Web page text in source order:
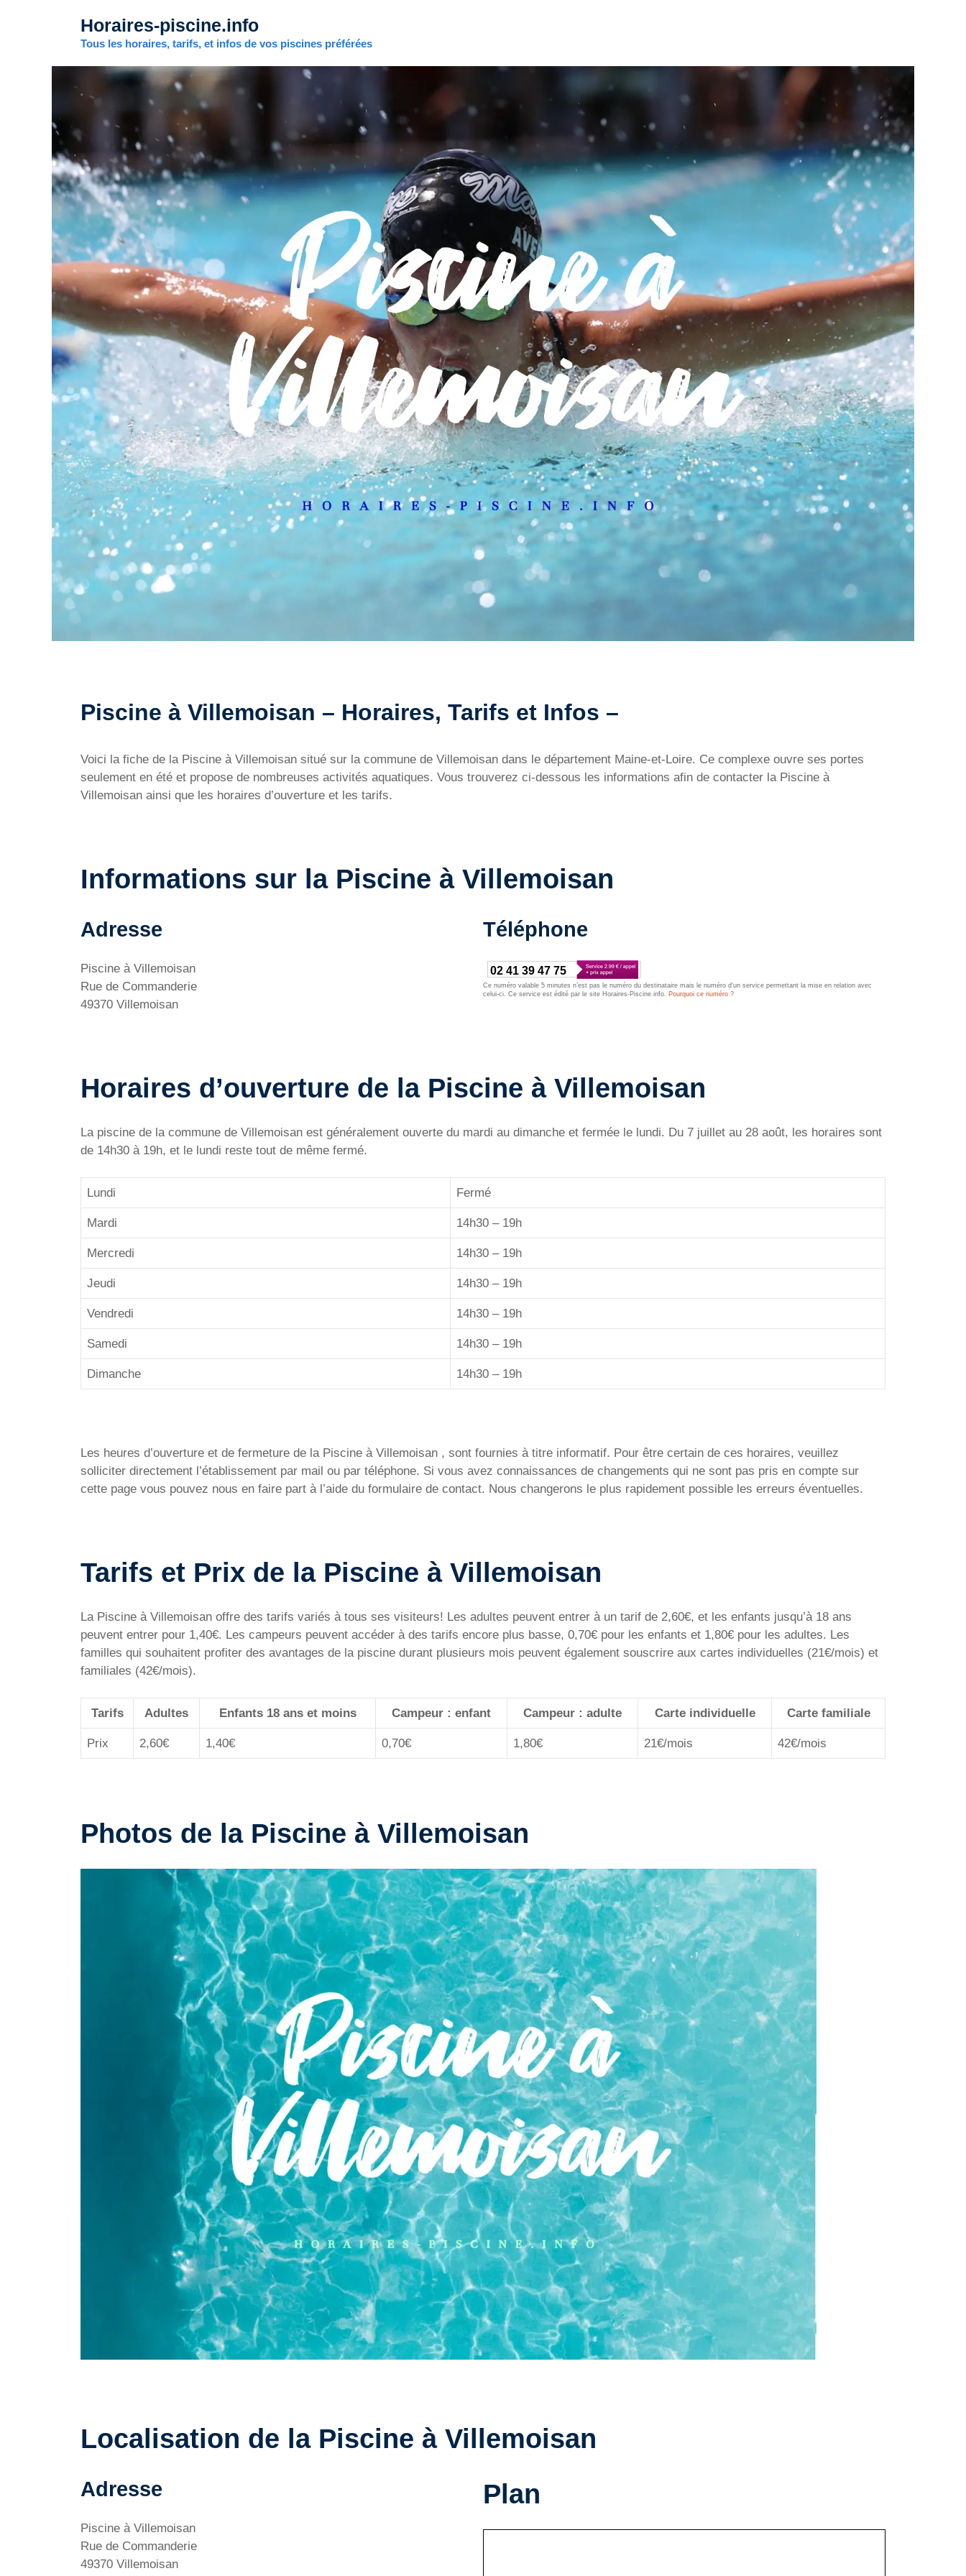
Horaires-piscine.info
Tous les horaires, tarifs, et infos de vos piscines préférées
Piscine à Villemoisan – Horaires, Tarifs et Infos –
Voici la fiche de la Piscine à Villemoisan situé sur la commune de Villemoisan dans le département Maine-et-Loire. Ce complexe ouvre ses portes
seulement en été et propose de nombreuses activités aquatiques. Vous trouverez ci-dessous les informations afin de contacter la Piscine à
Villemoisan ainsi que les horaires d’ouverture et les tarifs.
Informations sur la Piscine à Villemoisan
Adresse
Piscine à Villemoisan
Rue de Commanderie
49370 Villemoisan
Téléphone
02 41 39 47 75
Ce numéro valable 5 minutes n’est pas le numéro du destinataire mais le numéro d’un service permettant la mise en relation avec
celui-ci. Ce service est édité par le site Horaires-Piscine.info. Pourquoi ce numéro ?
Horaires d’ouverture de la Piscine à Villemoisan
La piscine de la commune de Villemoisan est généralement ouverte du mardi au dimanche et fermée le lundi. Du 7 juillet au 28 août, les horaires sont
de 14h30 à 19h, et le lundi reste tout de même fermé.
Lundi Fermé
Mardi 14h30 – 19h
Mercredi 14h30 – 19h
Jeudi 14h30 – 19h
Vendredi 14h30 – 19h
Samedi 14h30 – 19h
Dimanche 14h30 – 19h
Les heures d’ouverture et de fermeture de la Piscine à Villemoisan , sont fournies à titre informatif. Pour être certain de ces horaires, veuillez
solliciter directement l’établissement par mail ou par téléphone. Si vous avez connaissances de changements qui ne sont pas pris en compte sur
cette page vous pouvez nous en faire part à l’aide du formulaire de contact. Nous changerons le plus rapidement possible les erreurs éventuelles.
Tarifs et Prix de la Piscine à Villemoisan
La Piscine à Villemoisan offre des tarifs variés à tous ses visiteurs! Les adultes peuvent entrer à un tarif de 2,60€, et les enfants jusqu’à 18 ans
peuvent entrer pour 1,40€. Les campeurs peuvent accéder à des tarifs encore plus basse, 0,70€ pour les enfants et 1,80€ pour les adultes. Les
familles qui souhaitent profiter des avantages de la piscine durant plusieurs mois peuvent également souscrire aux cartes individuelles (21€/mois) et
familiales (42€/mois).
Tarifs Adultes Enfants 18 ans et moins Campeur : enfant Campeur : adulte Carte individuelle Carte familiale
Prix 2,60€ 1,40€ 0,70€ 1,80€ 21€/mois 42€/mois
Photos de la Piscine à Villemoisan
Localisation de la Piscine à Villemoisan
Adresse
Piscine à Villemoisan
Rue de Commanderie
49370 Villemoisan
Plan